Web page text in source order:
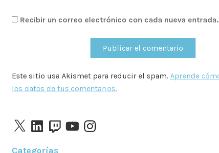
Recibir un correo electrónico con cada nueva entrada.
Este sitio usa Akismet para reducir el spam. Aprende
los datos de tus comentarios.
X LinkedInTwitchYouTubeInstagram
Categorías